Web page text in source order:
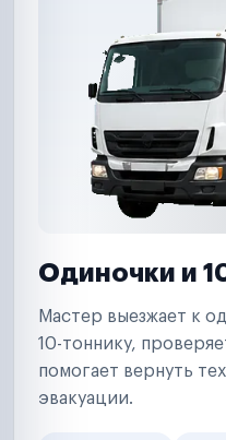
Одиночки и
Мастер выезжает к
10-тоннику,
помогает вернуть
эвакуации.